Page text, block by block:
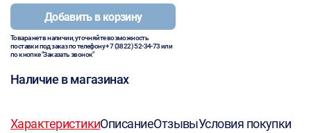
Добавить в корзину
Товара нет в наличии, уточняйте возможность
поставки под заказ по телефону+7 (3822) 52-34-73или
по кнопке "Заказать звонок"
Наличие в магазинах
ХарактеристикиОписаниеОтзывыУсловия покупки